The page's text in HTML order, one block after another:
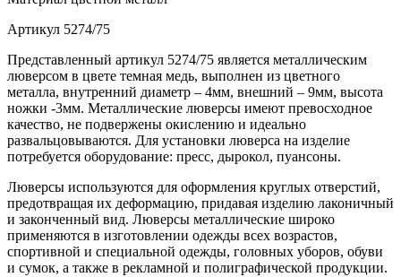
Артикул 5274/75
Представленный артикул 5274/75 является металлическим
люверсом в цвете темная медь, выполнен из цветного
металла, внутренний диаметр – 4мм, внешний – 9мм, высота
ножки -3мм. Металлические люверсы имеют превосходное
качество, не подвержены окислению и идеально
развальцовываются. Для установки люверса на изделие
потребуется оборудование: пресс, дырокол, пуансоны.
Люверсы используются для оформления круглых отверстий,
предотвращая их деформацию, придавая изделию лаконичный
и законченный вид. Люверсы металлические широко
применяются в изготовлении одежды всех возрастов,
спортивной и специальной одежды, головных уборов, обуви
и сумок, а также в рекламной и полиграфической продукции.